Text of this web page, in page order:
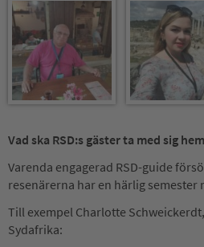
Vad ska RSD:s gäster ta med sig
Varenda engagerad RSD-guide
resenärerna har en härlig semester
Till exempel Charlotte
Sydafrika: